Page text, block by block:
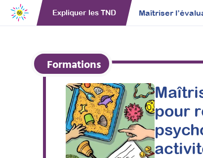
Expliquer les TND Maîtriser
Formations
pour